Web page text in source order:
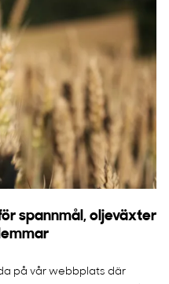
spannmål, oljeväxter
på vår webbplats där